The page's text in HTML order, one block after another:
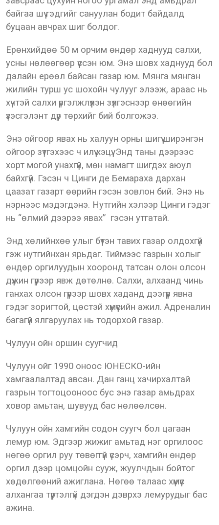
байгаа шүү гэдгийг сануулан бодит байдалд
буцаан авчрах шиг болдог.
Ерөнхийдөө 50 м орчим өндөр хаднууд салхи,
усны нөлөөгөөр үүссэн юм. Энэ шовх хаднууд бол
далайн ерөөл байсан газар юм. Мянга мянган
жилийн турш ус шохойн чулууг элээж, араас нь
хүчтэй салхи үргэлжлүүлэн зүлгэснээр өнөөгийн
үзэсгэлэнт дүр төрхийг бий болгожээ.
Энэ ойгоор явах нь халуун орны шигүү ширэнгэн
ойгоор зүтгэхээс ч илүү хэцүү. Энд таны дээрээс
хорт могой унахгүй, мөн намагт шигдэх аюул
байхгүй. Гэсэн ч Цинги де Бемараха дархан
цаазат газарт өөрийн гэсэн зовлон бий. Энэ нь
нэрнээс мэдэгдэнэ. Нутгийн хэлээр Цинги гэдэг
нь “өлмий дээрээ явах” гэсэн утгатай.
Энд хөлийнхөө улыг бүтэн тавих газар олдохгүй
гэж нутгийнхан ярьдаг. Тиймээс газрын холыг
өндөр оргилуудын хооронд татсан олон олсон
дүүжин гүүрээр явж дөтөлнө. Салхи, алхаанд чинь
ганхах олсон гүүрээр шовх хаданд дээгүүр явна
гэдэг зоригтой, цөстэй хүмүүсийн ажил. Адреналин
багагүй ялгаруулах нь тодорхой газар.
Чулуун ойн оршин суугчид
Чулуун ойг 1990 оноос ЮНЕСКО-ийн
хамгаалалтад авсан. Дан ганц хачирхалтай
газрын тогтоцооноос бус энэ газар амьдрах
ховор амьтан, шувууд бас нөлөөлсөн.
Чулуун ойн хамгийн содон суугч бол цагаан
лемур юм. Эдгээр жижиг амьтад нэг оргилоос
нөгөө оргил руу төвөггүй үсэрч, хамгийн өндөр
оргил дээр цомцойн сууж, жуулчдын бойтог
хөдөлгөөний ажиглана. Нөгөө талаас хүмүүс
алхангаа түүртэлгүй дэгдэн дэврхэ лемурудыг бас
ажина.